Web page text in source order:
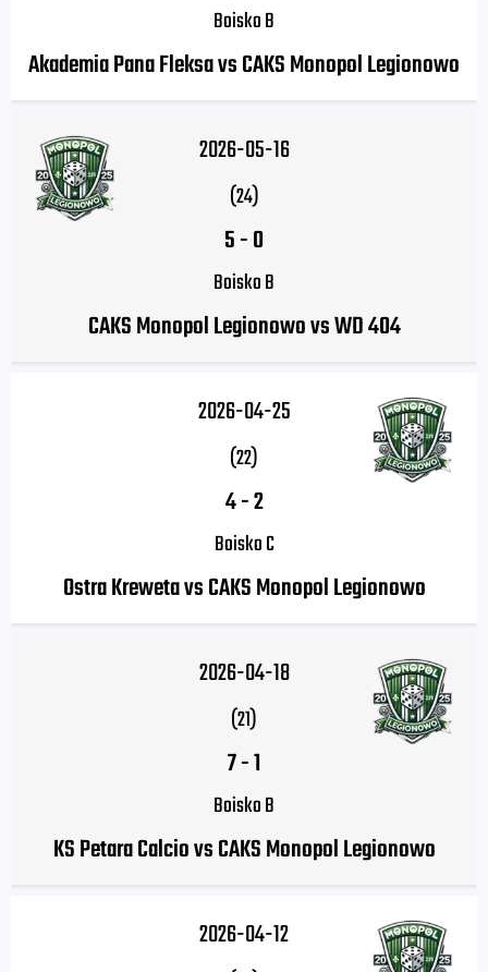
Boisko B
Akademia Pana Fleksa vs CAKS Monopol Legionowo
2026-05-16
(24)
5-0
Boisko B
CAKS Monopol Legionowo vs WD 404
2026-04-25
(22)
4-2
Boisko C
Ostra Kreweta vs CAKS Monopol Legionowo
2026-04-18
(21)
7-1
Boisko B
KS Petara Calcio vs CAKS Monopol Legionowo
2026-04-12